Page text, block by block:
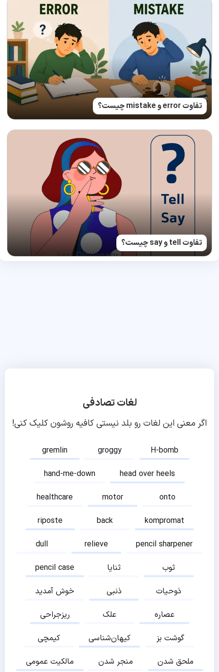
تفاوت error و mistake چیست؟
تفاوت tell و say چیست؟
لغات تصادفی
اگر معنی این لغات رو بلد نیستی کافیه روشون کلیک کنی!
gremlin groggy
H-bomb
hand-me-down
head over heels
healthcare
motor
onto
riposte
back
kompromat
dull
relieve
pencil sharpener
pencil case
ثنایا
ثوب
خوش آمدید
ذنبی
ذوحیات
ریزجراحی
علک
عصاره
کیمچی
کیهان‌شناسی
گوشت بز
مالکیت عمومی
منجر شدن
ملحق شدن